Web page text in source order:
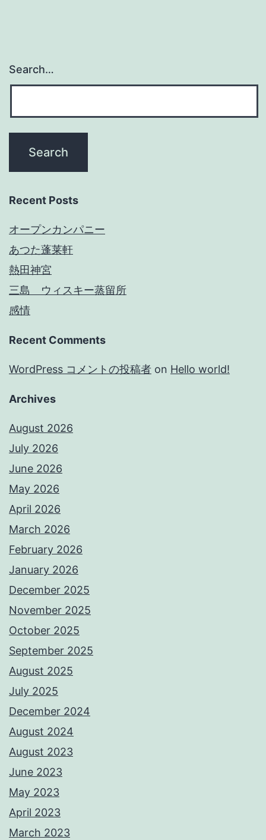
Search…
Recent Posts
オープンカンパニー
あつた蓬莱軒
熱田神宮
三島 ウィスキー蒸留所
感情
Recent Comments
WordPress コメントの投稿者 on Hello world!
Archives
August 2026
July 2026
June 2026
May 2026
April 2026
March 2026
February 2026
January 2026
December 2025
November 2025
October 2025
September 2025
August 2025
July 2025
December 2024
August 2024
August 2023
June 2023
May 2023
April 2023
March 2023